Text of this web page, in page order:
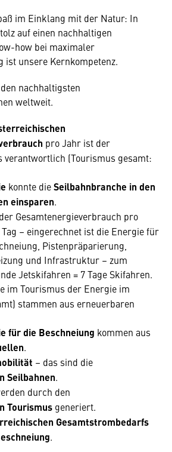
im Einklang mit der Natur: In
auf einen nachhaltigen
how bei maximaler
ist unsere Kernkompetenz.
nachhaltigsten
weltweit.
pro Jahr ist der
verantwortlich (Tourismus gesamt:
konnte dieSeilbahnbranche in den
einsparen.
Gesamtenergieverbrauch pro
– eingerechnet ist die Energie für
Pistenpräparierung,
und Infrastruktur – zum
Jetskifahren = 7 Tage Skifahren.
im Tourismus der Energie im
stammen aus erneuerbaren
für die Beschneiung kommen aus
.
– das sind die
Seilbahnen.
durch den
Tourismus generiert.
Gesamtstrombedarfs
.